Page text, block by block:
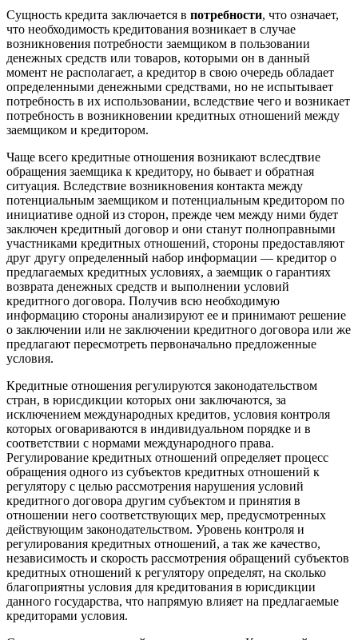
Сущность кредита заключается в потребности, что означает,
что необходимость кредитования возникает в случае
возникновения потребности заемщиком в пользовании
денежных средств или товаров, которыми он в данный
момент не располагает, а кредитор в свою очередь обладает
определенными денежными средствами, но не испытывает
потребность в их использовании, вследствие чего и возникает
потребность в возникновении кредитных отношений между
заемщиком и кредитором.
Чаще всего кредитные отношения возникают вслесдтвие
обращения заемщика к кредитору, но бывает и обратная
ситуация. Вследствие возникновения контакта между
потенциальным заемщиком и потенциальным кредитором по
инициативе одной из сторон, прежде чем между ними будет
заключен кредитный договор и они станут полноправными
участниками кредитных отношений, стороны предоставляют
друг другу определенный набор информации — кредитор о
предлагаемых кредитных условиях, а заемщик о гарантиях
возврата денежных средств и выполнении условий
кредитного договора. Получив всю необходимую
информацию стороны анализируют ее и принимают решение
о заключении или не заключении кредитного договора или же
предлагают пересмотреть первоначально предложенные
условия.
Кредитные отношения регулируются законодательством
стран, в юрисдикции которых они заключаются, за
исключением международных кредитов, условия контроля
которых оговариваются в индивидуальном порядке и в
соответствии с нормами международного права.
Регулирование кредитных отношений определяет процесс
обращения одного из субъектов кредитных отношений к
регулятору с целью рассмотрения нарушения условий
кредитного договора другим субъектом и принятия в
отношении него соответствующих мер, предусмотренных
действующим законодательством. Уровень контроля и
регулирования кредитных отношений, а так же качество,
независимость и скорость рассмотрения обращений субъектов
кредитных отношений к регулятору определят, на сколько
благоприятны условия для кредитования в юрисдикции
данного государства, что напрямую влияет на предлагаемые
кредиторами условия.